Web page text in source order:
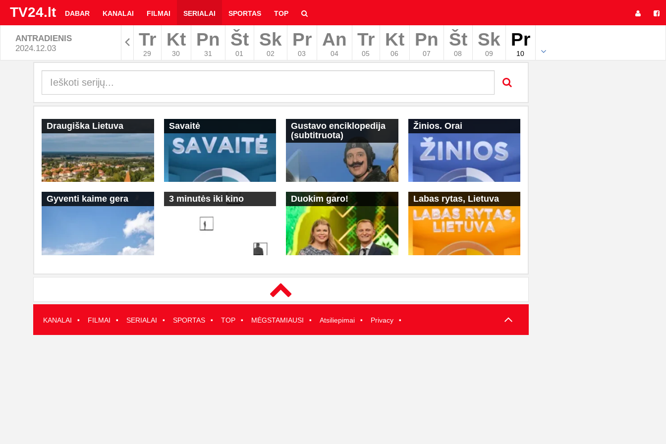
TV24.lt DABAR KANALAI FILMAI SERIALAI SPORTAS TOP
ANTRADIENIS
2024.12.03
Rodyti archyvą
Tr
29
Kt
30
Pn
31
Št
01
Sk
02
Pr
03
An
04
Tr
05
Kt
06
Pn
07
Št
08
Sk
09
Pr
10
TV
programa
TV24.LT
Draugiška Lietuva Savaitė
Gustavo enciklopedija
(subtitruota)
Žinios. Orai
Gyventi kaime gera 3 minutės iki kino Duokim garo! Labas rytas, Lietuva
KANALAI · FILMAI · SERIALAI · SPORTAS · TOP · MĖGSTAMIAUSI · Atsiliepimai · Privacy ·